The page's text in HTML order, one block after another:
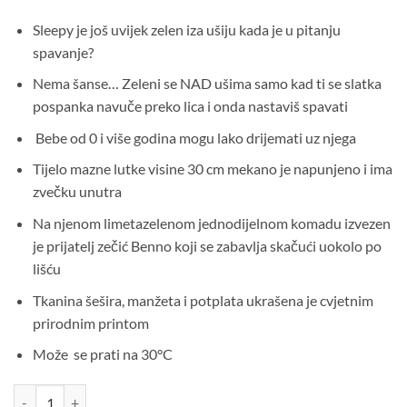
Sleepy je još uvijek zelen iza ušiju kada je u pitanju
spavanje?
Nema šanse… Zeleni se NAD ušima samo kad ti se slatka
pospanka navuče preko lica i onda nastaviš spavati
Bebe od 0 i više godina mogu lako drijemati uz njega
Tijelo mazne lutke visine 30 cm mekano je napunjeno i ima
zvečku unutra
Na njenom limetazelenom jednodijelnom komadu izvezen
je prijatelj zečić Benno koji se zabavlja skačući uokolo po
lišću
Tkanina šešira, manžeta i potplata ukrašena je cvjetnim
prirodnim printom
Može se prati na 30°C